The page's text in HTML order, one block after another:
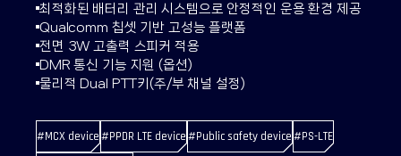
최적화된 배터리 관리 시스템으로 안정적인 운용 환경 제공
Qualcomm 칩셋 기반 고성능 플랫폼
전면 3W 고출력 스피커 적용
DMR 통신 기능 지원 (옵션)
물리적 Dual PTT키(주/부 채널 설정)
#MCX device#PPDR LTE device#Public safety device#PS-LTE